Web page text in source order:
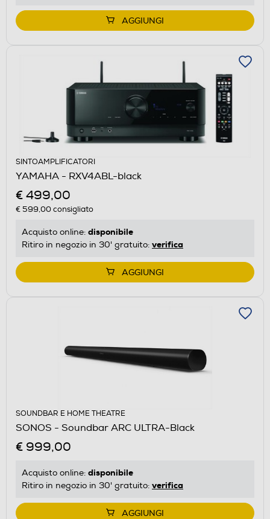
AGGIUNGI
SINTOAMPLIFICATORI
YAMAHA - RXV4ABL-black
€ 499,00
€ 599,00consigliato
Acquisto online: disponibile
Ritiro in negozio in 30' gratuito: verifica
AGGIUNGI
SOUNDBAR E HOME THEATRE
SONOS - Soundbar ARC ULTRA-Black
€ 999,00
Acquisto online: disponibile
Ritiro in negozio in 30' gratuito: verifica
AGGIUNGI